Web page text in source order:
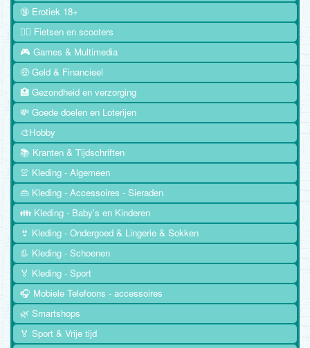
🔞 Erotiek 18+
🚴‍♂️ Fietsen en scooters
🎮 Games & Multimedia
🤑 Geld & Financieel
🏥 Gezondheid en verzorging
💸 Goede doelen en Loterijen
🎨Hobby
📚 Kranten & Tijdschriften
👚 Kleding - Algemeen
👜 Kleding - Accessoires - Sieraden
👪 Kleding - Baby's en Kinderen
👙 Kleding - Ondergoed & Lingerie & Sokken
👢 Kleding - Schoenen
🏅 Kleding - Sport
🎧 Mobiele Telefoons - accessoires
🌿 Smartshops
🏅 Sport & Vrije tijd